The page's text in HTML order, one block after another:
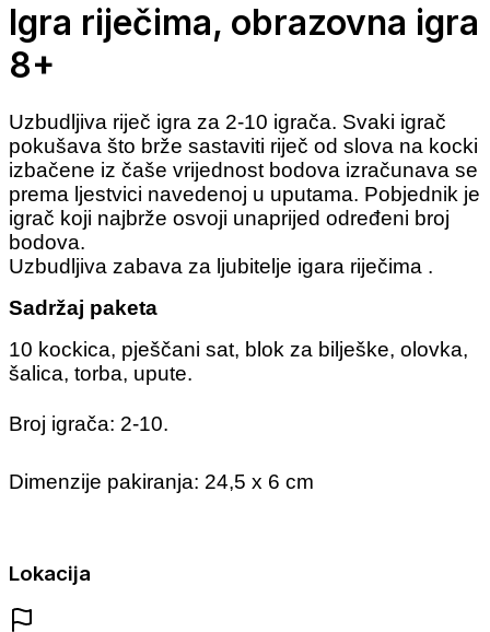
Igra riječima, obrazovna igra
8+
Uzbudljiva riječ igra za 2-10 igrača. Svaki igrač
pokušava što brže sastaviti riječ od slova na kocki
izbačene iz čaše vrijednost bodova izračunava se
prema ljestvici navedenoj u uputama. Pobjednik je
igrač koji najbrže osvoji unaprijed određeni broj
bodova.
Uzbudljiva zabava za ljubitelje igara riječima .
Sadržaj paketa
10 kockica, pješčani sat, blok za bilješke, olovka,
šalica, torba, upute.
Broj igrača: 2-10.
Dimenzije pakiranja: 24,5 x 6 cm
Lokacija